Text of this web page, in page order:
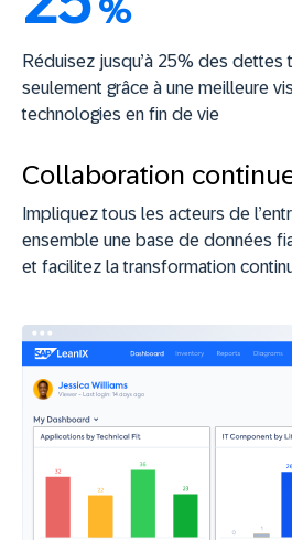
%
Réduisez jusqu’à 25% des dettes
seulement grâce à une meilleure
technologies en fin de vie
Collaboration
Impliquez tous les acteurs de
ensemble une base de données
et facilitez la transformation